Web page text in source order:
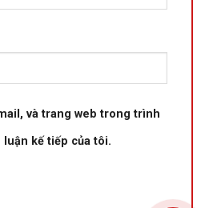
và trang web trong trình
kế tiếp của tôi.